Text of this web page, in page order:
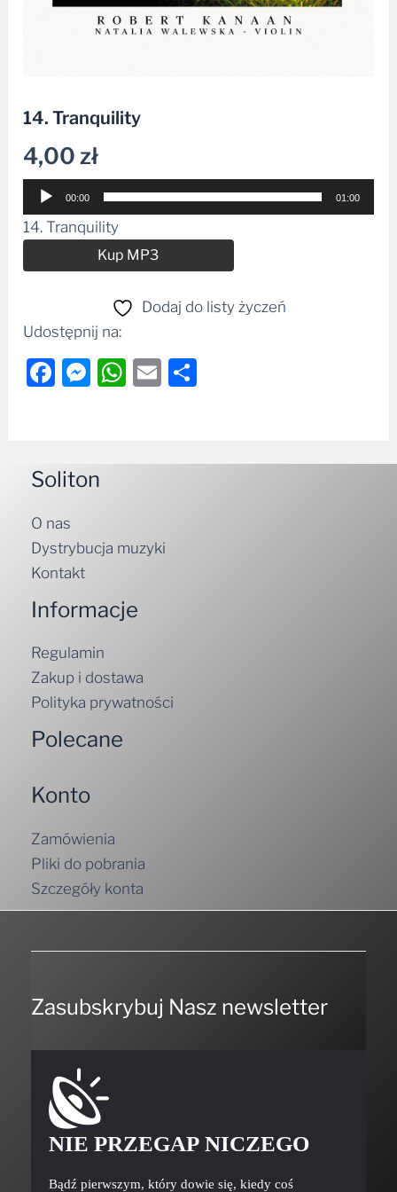
14. Tranquility
4,00zł
Odtwarzacz
plików
dźwiękowych
00:00 01:00
14. Tranquility
Kup MP3
Dodaj do listy życzeń
Udostępnij na:
Facebook
Messenger
WhatsApp
Email
Soliton
O nas
Dystrybucja muzyki
Kontakt
Informacje
Regulamin
Zakup i dostawa
Polityka prywatności
Polecane
Konto
Zamówienia
Pliki do pobrania
Szczegóły konta
Zasubskrybuj Nasz newsletter
NIE PRZEGAP NICZEGO
Bądź pierwszym, który dowie się, kiedy coś